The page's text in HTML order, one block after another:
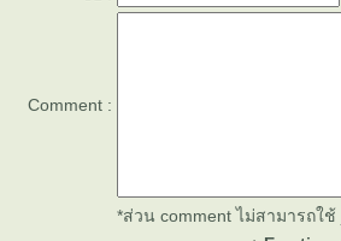
Comment :
*ส่วน comment ไม่สามารถใ